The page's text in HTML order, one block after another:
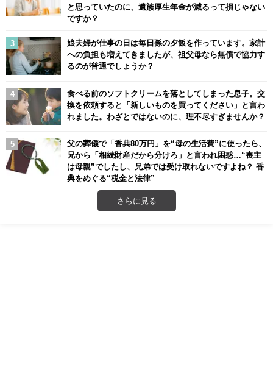
と思っていたのに、遺族厚生年金が減るって損じゃない
ですか？
娘夫婦が仕事の日は毎日孫の夕飯を作っています。家計
への負担も増えてきましたが、祖父母なら無償で協力す
るのが普通でしょうか？
食べる前のソフトクリームを落としてしまった息子。交
換を依頼すると「新しいものを買ってください」と言わ
れました。わざとではないのに、理不尽すぎませんか？
父の葬儀で「香典80万円」を“母の生活費”に使ったら、
兄から「相続財産だから分けろ」と言われ困惑…“喪主
は母親”でしたし、兄弟では受け取れないですよね？ 香
典をめぐる“税金と法律”
さらに見る